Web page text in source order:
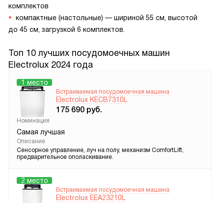
комплектов
компактные (настольные) — шириной 55 см, высотой
до 45 см, загрузкой 6 комплектов.
Топ 10 лучших посудомоечных машин
Electrolux 2024 года
1 место
Встраиваемая посудомоечная машина
Electrolux KECB7310L
175 690 руб.
Номинация
Самая лучшая
Описание
Сенсорное управление, луч на полу, механизм ComfortLift,
предварительное ополаскивание.
2 место
Встраиваемая посудомоечная машина
Electrolux EEA23210L